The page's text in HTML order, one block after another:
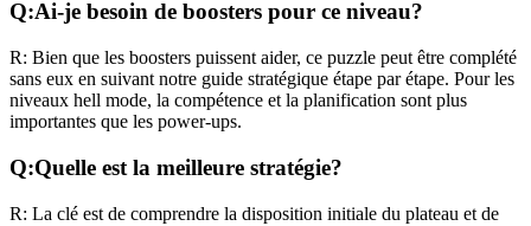
Q:Ai-je besoin de boosters pour ce niveau?
R: Bien que les boosters puissent aider, ce puzzle peut être complété
sans eux en suivant notre guide stratégique étape par étape. Pour les
niveaux hell mode, la compétence et la planification sont plus
importantes que les power-ups.
Q:Quelle est la meilleure stratégie?
R: La clé est de comprendre la disposition initiale du plateau et de